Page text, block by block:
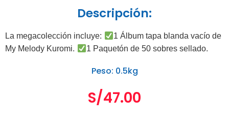
Descripción:
La megacolección incluye:
1 Álbum tapa blanda vacío de
My Melody Kuromi.
1 Paquetón de 50 sobres sellado.
Peso: 0.5kg
S/47.00